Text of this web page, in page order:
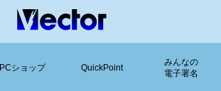
PCショップ QuickPoint
みんなの
電子署名